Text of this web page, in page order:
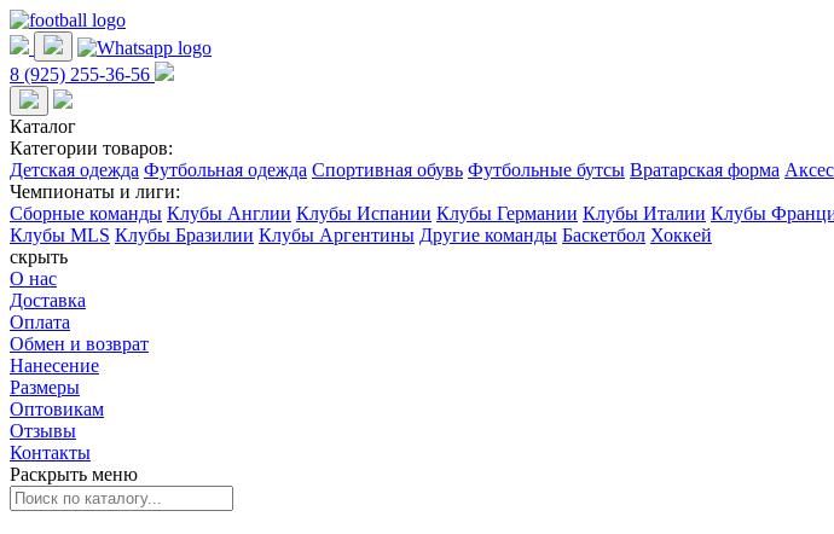
8 (925) 255-36-56
Каталог
Категории товаров:
Детская одежда Футбольная одежда Спортивная обувь Футбольные бутсы Вратарская форма
Чемпионаты и лиги:
Сборные команды Клубы Англии Клубы Испании Клубы Германии Клубы Италии Клубы
Клубы MLS Клубы Бразилии Клубы Аргентины Другие команды Баскетбол Хоккей
скрыть
О нас
Доставка
Оплата
Обмен и возврат
Нанесение
Размеры
Оптовикам
Отзывы
Контакты
Раскрыть меню